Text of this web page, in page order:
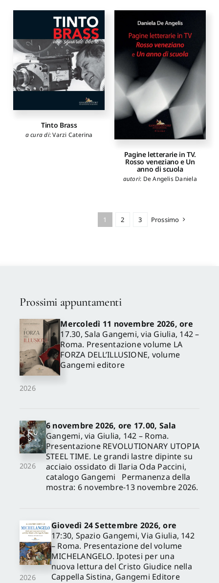
Tinto Brass
a cura di:Varzi Caterina
Pagine letterarie in TV.
Rosso veneziano e Un
anno di scuola
autori: De Angelis Daniela
1 2 3 Prossimo
Prossimi appuntamenti
2026
Mercoledì 11 novembre 2026, ore
17.30, Sala Gangemi, via Giulia, 142 –
Roma. Presentazione volume LA
FORZA DELL’ILLUSIONE, volume
Gangemi editore
2026
6 novembre 2026, ore 17.00, Sala
Gangemi, via Giulia, 142 – Roma.
Presentazione REVOLUTIONARY UTOPIA
STEEL TIME. Le grandi lastre dipinte su
acciaio ossidato di Ilaria Oda Paccini,
catalogo Gangemi Permanenza della
mostra: 6 novembre-13 novembre 2026.
2026
Giovedì 24 Settembre 2026, ore
17:30, Spazio Gangemi, Via Giulia, 142
– Roma. Presentazione del volume
MICHELANGELO. Ipotesi per una
nuova lettura del Cristo Giudice nella
Cappella Sistina, Gangemi Editore